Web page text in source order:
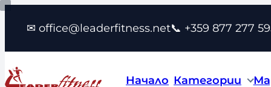
Към
съдържанието
✉ office@leaderfitness.net📞 +359 877 277
Начало Категории